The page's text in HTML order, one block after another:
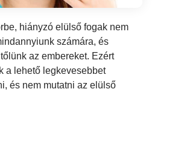
hiányzó elülső fogak nem
számára, és
az embereket. Ezért
a lehető legkevesebbet
és nem mutatni az elülső